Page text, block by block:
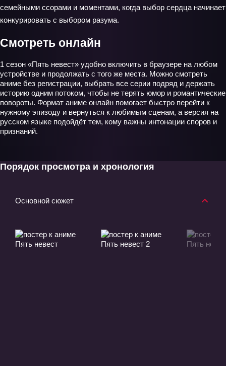
семейными ссорами и моментами, когда выбор сердца начинает
конкурировать с выбором разума.
Смотреть онлайн
1 сезон «Пять невест» удобно включить в браузере на любом
устройстве и продолжать с того же места. Можно смотреть
аниме без регистрации, выбрать все серии подряд и держать
историю одним потоком, чтобы не терять юмор и романтические
повороты. Формат аниме онлайн помогает быстро перейти к
нужному эпизоду и вернуться к любимым сценам, а версия на
русском языке подойдёт тем, кому важны интонации споров и
признаний.
Порядок просмотра и хронология
Основной сюжет